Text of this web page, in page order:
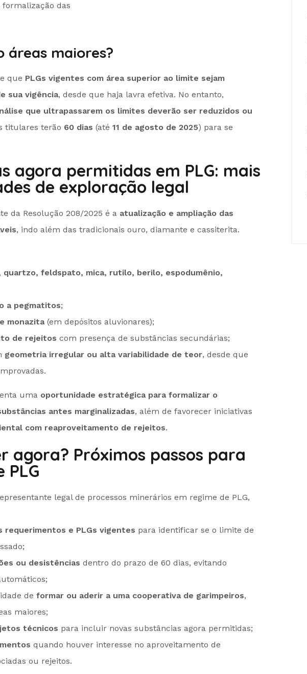
das
áreas maiores?
que PLGs vigentes com área superior ao limite sejam
sua vigência, desde que haja lavra efetiva. No entanto,
que ultrapassarem os limites deverão ser reduzidos ou
titulares terão 60 dias (até 11 de agosto de 2025) para se
agora permitidas em PLG: mais
de exploração legal
da Resolução 208/2025 é a atualização e ampliação das
, indo além das tradicionais ouro, diamante e cassiterita.
quartzo, feldspato, mica, rutilo, berilo, espodumênio,
a pegmatitos;
monazita(em depósitos aluvionares);
de rejeitos com presença de substâncias secundárias;
geometria irregular ou alta variabilidade de teor, desde que
uma oportunidade estratégica para formalizar o
antes marginalizadas, além de favorecer iniciativas
com reaproveitamento de rejeitos.
agora? Próximos passos para
PLG
legal de processos minerários em regime de PLG,
requerimentos e PLGs vigentes para identificar se o limite de
ou desistências dentro do prazo de 60 dias, evitando
de formar ou aderir a uma cooperativa de garimpeiros,
maiores;
técnicos para incluir novas substâncias agora permitidas;
quando houver interesse no aproveitamento de
ou rejeitos.